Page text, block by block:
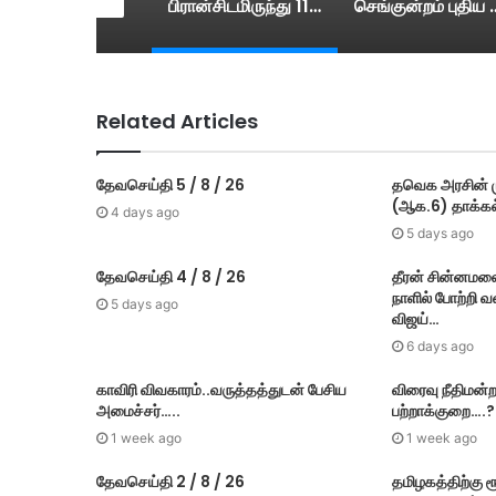
பிரான்சிடமிருந்து 114 ரஃபேல் போர் விமானங்களை வாங்கும் இந்தியா…. செங்குன்றம் புதிய
Related Articles
தேவசெய்தி 5 / 8 / 26
4 days ago
தவெக அரசின்
(ஆக.6)
5 days ago
தேவசெய்தி 4 / 8 / 26
5 days ago
தீரன்
நாளில் போற்றி
விஜய்…
6 days ago
காவிரி விவகாரம்..வருத்தத்துடன் பேசிய
அமைச்சர்…..
1 week ago
விரைவு
பற்றாக்குறை….?
1 week ago
தேவசெய்தி 2 / 8 / 26
தமிழகத்திற்கு